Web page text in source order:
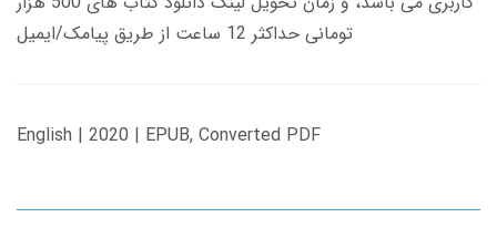
تومانی حداکثر 12 ساعت از طریق پیامک/ایمیل
English | 2020 | EPUB, Converted PDF